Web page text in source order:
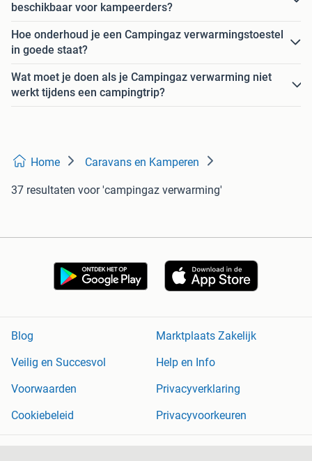
beschikbaar voor kampeerders?
Hoe onderhoud je een Campingaz verwarmingstoestel
in goede staat?
Wat moet je doen als je Campingaz verwarming niet
werkt tijdens een campingtrip?
Home Caravans en Kamperen
37 resultaten voor 'campingaz verwarming'
Blog
Marktplaats Zakelijk
Veilig en Succesvol
Help en Info
Voorwaarden
Privacyverklaring
Cookiebeleid
Privacyvoorkeuren